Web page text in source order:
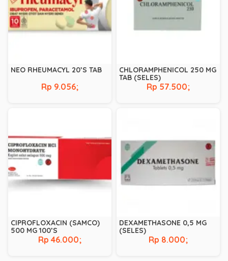
NEO RHEUMACYL 20’S TAB
Rp 9.056;
CHLORAMPHENICOL 250 MG
TAB (SELES)
Rp 57.500;
CIPROFLOXACIN (SAMCO)
500 MG 100’S
Rp 46.000;
DEXAMETHASONE 0,5 MG
(SELES)
Rp 8.000;